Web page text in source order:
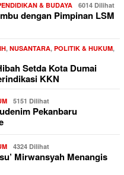
& BUDAYA 6014 Dilihat
dengan Pimpinan LSM
, NUSANTARA, POLITIK & HUKUM,
Setda Kota Dumai
KKN
5151 Dilihat
Pekanbaru
4324 Dilihat
Mirwansyah Menangis